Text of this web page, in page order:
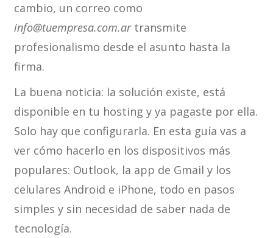
cambio, un correo como
info@tuempresa.com.artransmite
profesionalismo desde el asunto hasta la
firma.
La buena noticia: la solución existe, está
disponible en tu hosting y ya pagaste por ella.
Solo hay que configurarla. En esta guía vas a
ver cómo hacerlo en los dispositivos más
populares: Outlook, la app de Gmail y los
celulares Android e iPhone, todo en pasos
simples y sin necesidad de saber nada de
tecnología.